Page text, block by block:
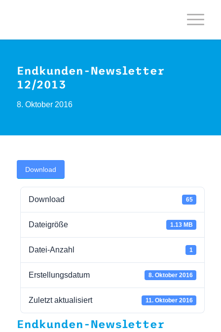
Endkunden-Newsletter
12/2013
8. Oktober 2016
Download
Download 65
Dateigröße 1.13 MB
Datei-Anzahl 1
Erstellungsdatum 8. Oktober 2016
Zuletzt aktualisiert 11. Oktober 2016
Endkunden-Newsletter